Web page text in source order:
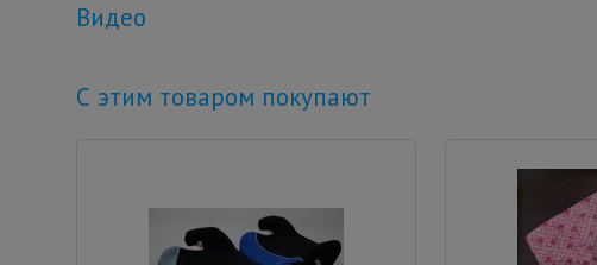
Видео
С этим товаром покупают